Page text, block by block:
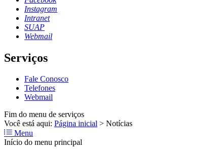
Instagram
Intranet
SUAP
Webmail
Serviços
Fale Conosco
Telefones
Webmail
Fim do menu de serviços
Você está aqui: Página inicial > Notícias
Menu
Início do menu principal